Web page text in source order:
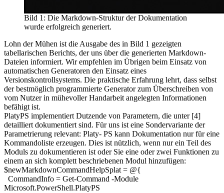
Bild 1: Die Markdown-Struktur der Dokumentation
wurde erfolgreich generiert.
Lohn der Mühen ist die Ausgabe des in Bild 1 gezeigten
tabellarischen Berichts, der uns über die generierten Markdown-
Dateien informiert. Wir empfehlen im Übrigen beim Einsatz von
automatischen Generatoren den Einsatz eines
Versionskontrollsystems. Die praktische Erfahrung lehrt, dass selbst
der bestmöglich programmierte Generator zum Überschreiben von
vom Nutzer in mühevoller Handarbeit angelegten Informationen
befähigt ist.
PlatyPS implementiert Dutzende von Parametern, die unter [4]
detailliert dokumentiert sind. Für uns ist eine Sondervariante der
Parametrierung relevant: Platy- PS kann Dokumentation nur für eine
Kommandoliste erzeugen. Dies ist nützlich, wenn nur ein Teil des
Moduls zu dokumentieren ist oder Sie eine oder zwei Funktionen zu
einem an sich komplett beschriebenen Modul hinzufügen:
$newMarkdownCommandHelpSplat = @{
CommandInfo = Get-Command -Module
Microsoft.PowerShell.PlatyPS